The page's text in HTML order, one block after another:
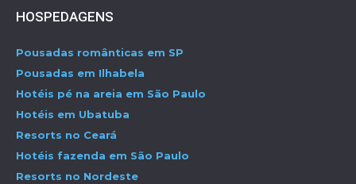
HOSPEDAGENS
Pousadas românticas em SP
Pousadas em Ilhabela
Hotéis pé na areia em São Paulo
Hotéis em Ubatuba
Resorts no Ceará
Hotéis fazenda em São Paulo
Resorts no Nordeste